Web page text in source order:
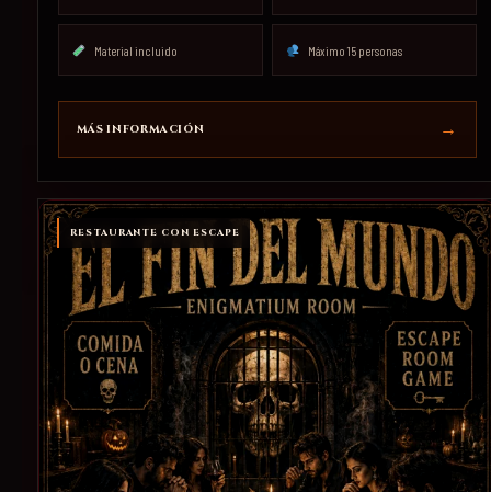
Material incluido Máximo 15 personas
MÁS INFORMACIÓN
RESTAURANTE CON ESCAPE